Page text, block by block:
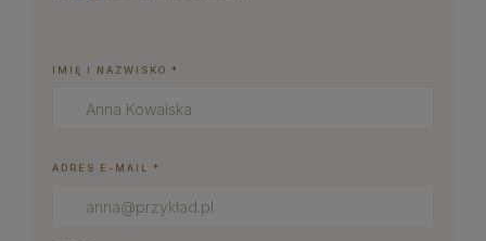
IMIĘ I NAZWISKO *
ADRES E-MAIL *